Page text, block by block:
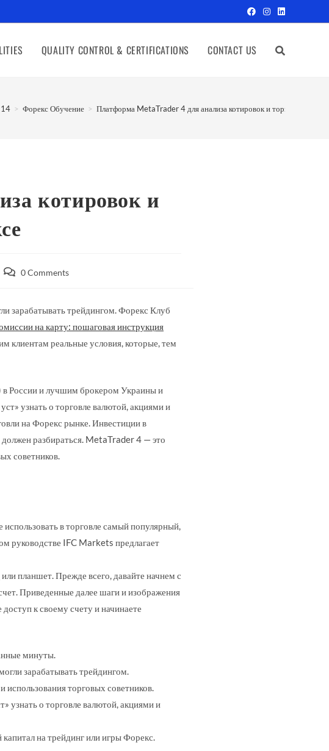
QUALITY CONTROL & CERTIFICATIONS CONTACT US
14 > Форекс Обучение > Платформа MetaTrader 4 для анализа котировок и торговли на
котировок и
0 Comments
зарабатывать трейдингом. Форекс Клуб
на карту: пошаговая инструкция
клиентам реальные условия, которые, тем
России и лучшим брокером Украины и
узнать о торговле валютой, акциями и
на Форекс рынке. Инвестиции в
разбираться. MetaTrader 4 — это
советников.
в торговле самый популярный,
руководстве IFC Markets предлагает
или планшет. Прежде всего, давайте начнем с
Приведенные далее шаги и изображения
к своему счету и начинаете
минуты.
зарабатывать трейдингом.
торговых советников.
узнать о торговле валютой, акциями и
на трейдинг или игры Форекс.